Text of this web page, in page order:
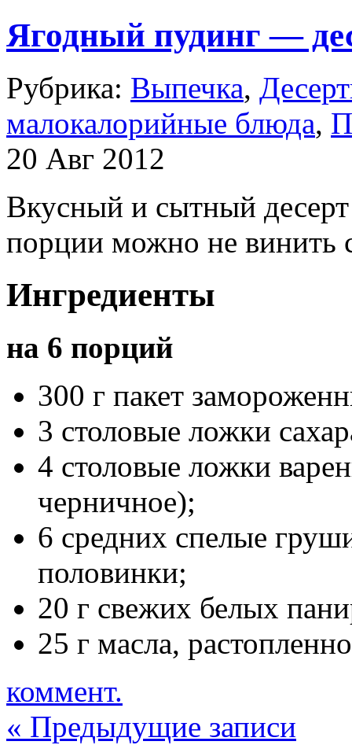
Ягодный пудинг —
Рубрика: Выпечка,
малокалорийные блюда,
20 Авг 2012
Вкусный и сытный
порции можно не винить
Ингредиенты
на 6 порций
300 г пакет
3 столовые ложки
4 столовые ложки
черничное);
6 средних спелые
половинки;
20 г свежих белых
25 г масла,
коммент.
« Предыдущие записи